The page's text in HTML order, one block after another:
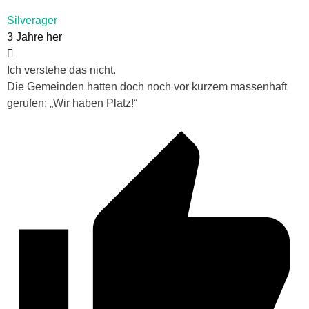
Silverager
3 Jahre her
Ich verstehe das nicht.
Die Gemeinden hatten doch noch vor kurzem massenhaft
gerufen: „Wir haben Platz!“